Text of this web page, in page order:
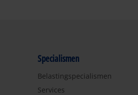
Specialismen
Belastingspecialismen
Services